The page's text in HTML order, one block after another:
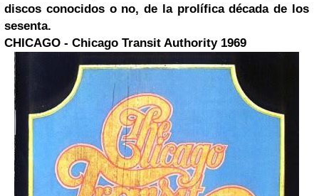
discos conocidos o no, de la prolífica década de los
sesenta.
CHICAGO - Chicago Transit Authority 1969